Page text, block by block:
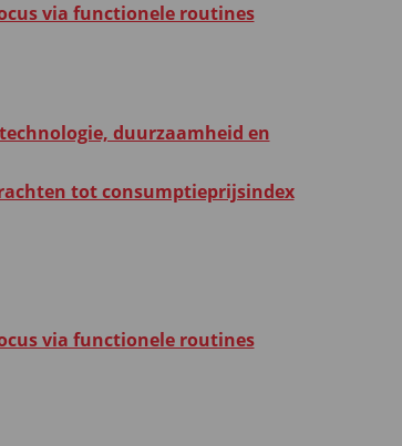
via functionele routines
duurzaamheid en
tot consumptieprijsindex
via functionele routines